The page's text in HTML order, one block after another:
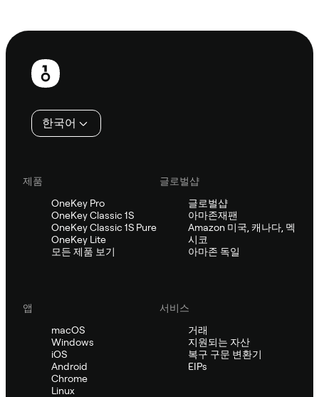
보
한국어
제품
OneKey Pro
OneKey Classic 1S
OneKey Classic 1S Pure
OneKey Lite
모든 제품 보기
글로벌샵
글로벌샵
아마존재팬
Amazon 미국, 캐나다, 멕
시코
아마존 독일
앱
macOS
Windows
iOS
Android
Chrome
Linux
서비스
거래
지원되는 자산
복구 구문 변환기
EIPs